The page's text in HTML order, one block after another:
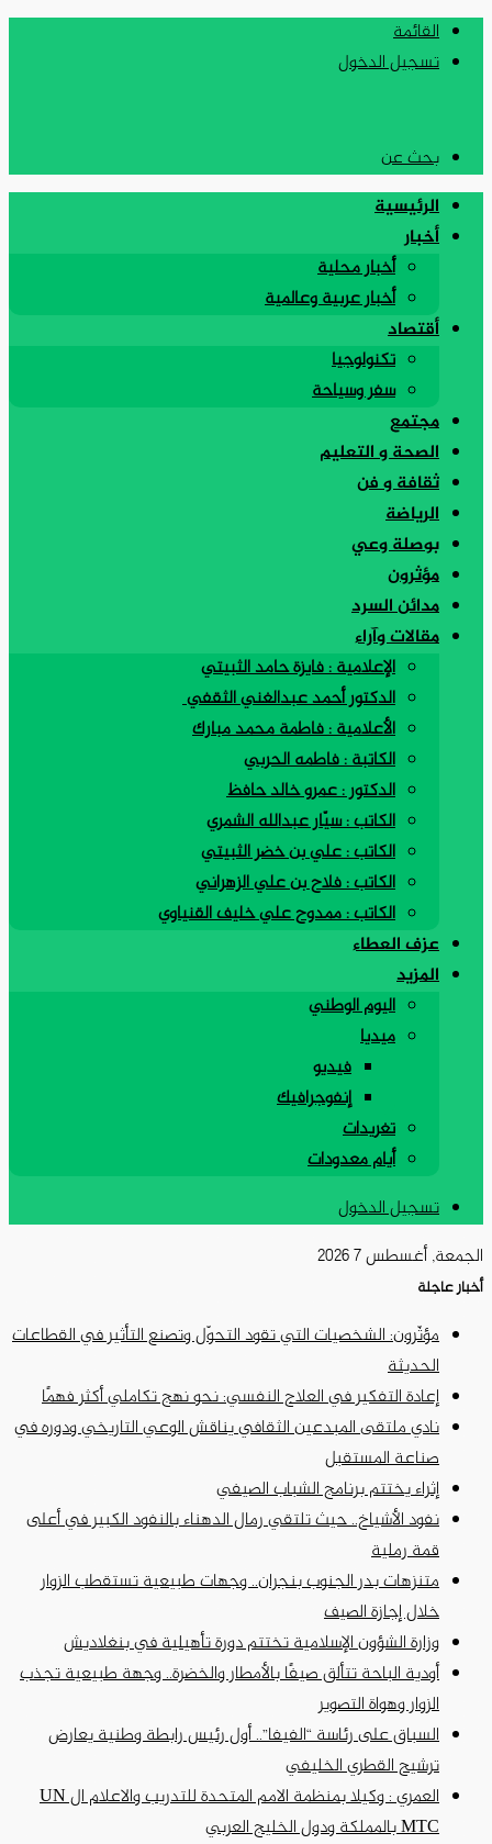
القائمة
تسجيل الدخول
بحث عن
الرئيسية
أخبار
أخبار محلية
أخبار عربية وعالمية
أقتصاد
تكنولوجيا
سفر وسياحة
مجتمع
الصحة و التعليم
ثقافة و فن
الرياضة
بوصلة وعي
مؤثرون
مدائن السرد
مقالات وآراء
الإعلامية : فايزة حامد الثبيتي
الدكتور أحمد عبدالغني الثقفي
الأعلامية : فاطمة محمد مبارك
الكاتبة : فاطمه الحربي
الدكتور : عمرو خالد حافظ
الكاتب : سيّار عبدالله الشمري
الكاتب : علي بن خضر الثبيتي
الكاتب : فلاح بن علي الزهراني
الكاتب : ممدوح علي خليف القنياوي
عزف العطاء
المزيد
اليوم الوطني
ميديا
فيديو
إنفوجرافيك
تغريدات
أيام معدودات
تسجيل الدخول
الجمعة, أغسطس 7 2026
أخبار عاجلة
مؤثّرون: الشخصيات التي تقود التحوّل وتصنع التأثير في القطاعات
الحديثة
إعادة التفكير في العلاج النفسي: نحو نهج تكاملي أكثر فهمًا
نادي ملتقى المبدعين الثقافي يناقش الوعي التاريخي ودوره في
صناعة المستقبل
إثراء يختتم برنامج الشباب الصيفي
نفود الأشياخ.. حيث تلتقي رمال الدهناء بالنفود الكبير في أعلى
قمة رملية
متنزهات بدر الجنوب بنجران.. وجهات طبيعية تستقطب الزوار
خلال إجازة الصيف
وزارة الشؤون الإسلامية تختتم دورة تأهيلية في بنغلاديش
أودية الباحة تتألق صيفًا بالأمطار والخضرة.. وجهة طبيعية تجذب
الزوار وهواة التصوير
السباق على رئاسة “الفيفا”.. أول رئيس رابطة وطنية يعارض
ترشيح القطري الخليفي
العمري : وكيلا بمنظمة الامم المتحدة للتدريب والاعلام ال UN
MTC بالمملكة ودول الخليج العربي